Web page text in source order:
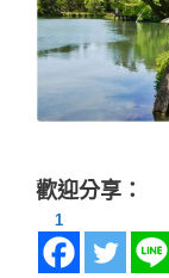
歡迎分享：
1